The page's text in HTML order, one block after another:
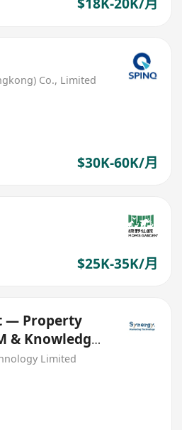
$18K-20K/月
Co., Limited
$30K-60K/月
$25K-35K/月
— Property
& Knowledge
Limited